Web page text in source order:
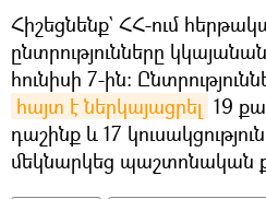
Հիշեցնենք` ՀՀ-ում
ընտրությունները
հունիսի 7-ին։
հայտ է ներկայացրել 19
դաշինք և 17
մեկնարկեց պաշտոնական